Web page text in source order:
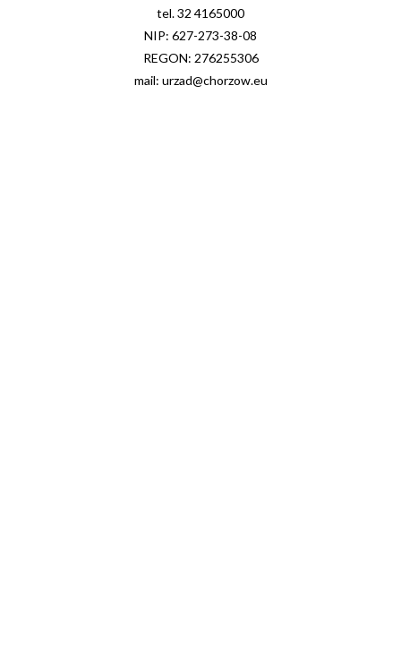
tel. 32 4165000
NIP: 627-273-38-08
REGON: 276255306
mail: urzad@chorzow.eu